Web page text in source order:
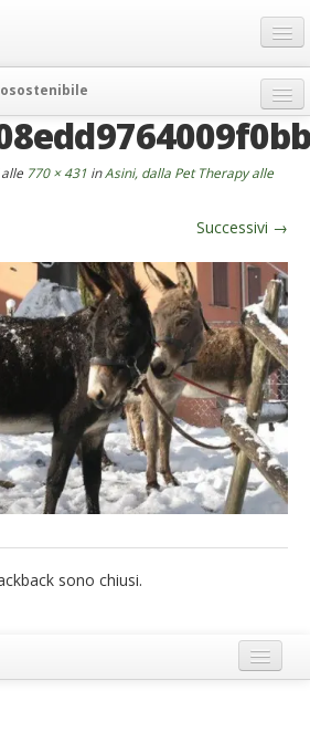
770 × 431 inAsini, dalla Pet Therapy alle
Successivi →
sono chiusi.